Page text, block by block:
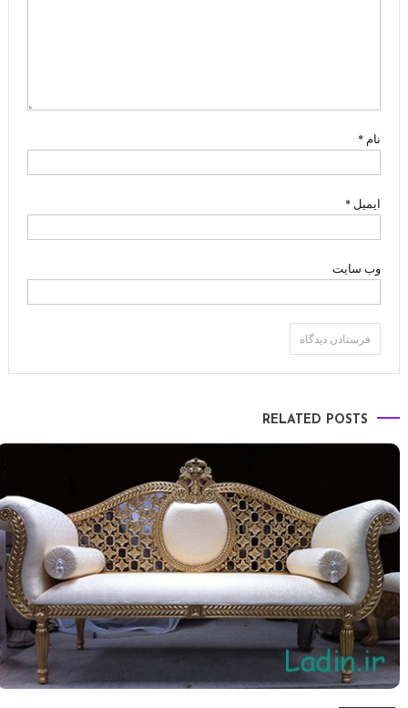
نام*
ایمیل *
وب‌ سایت
RELATED POSTS